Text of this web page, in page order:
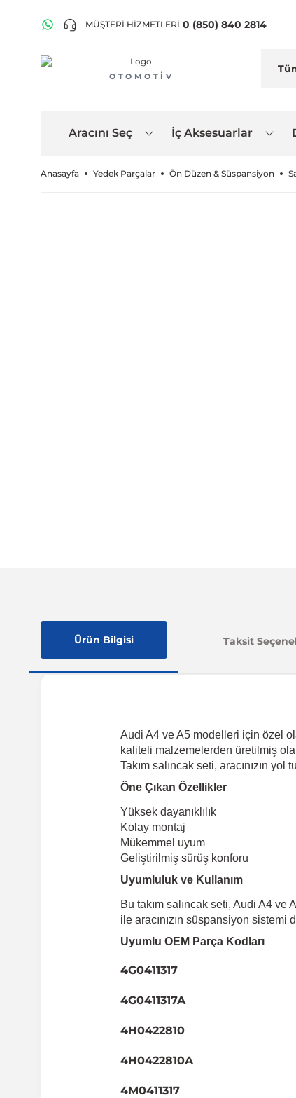
MÜŞTERİ HİZMETLERİ 0 (850) 840 2814
OTOMOTIV
Aracını Seç İç Aksesuarlar
Anasayfa Yedek Parçalar Ön Düzen & Süspansiyon
Ürün Bilgisi Taksit
Audi A4 ve A5 modelleri için özel
kaliteli malzemelerden üretilmiş
Takım salıncak seti, aracınızın
Öne Çıkan Özellikler
Yüksek dayanıklılık
Kolay montaj
Mükemmel uyum
Geliştirilmiş sürüş konforu
Uyumluluk ve Kullanım
Bu takım salıncak seti, Audi A4
ile aracınızın süspansiyon sistemi
Uyumlu OEM Parça Kodları
4G0411317
4G0411317A
4H0422810
4H0422810A
4M0411317